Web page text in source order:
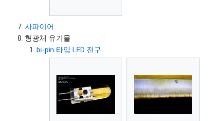
사파이어
형광체 유기물
bi-pin 타입 LED 전구